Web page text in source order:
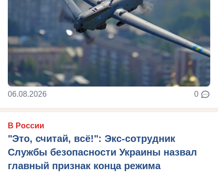
06.08.2026 0
В России
"Это, считай, всё!": Экс-сотрудник
Службы безопасности Украины назвал
главный признак конца режима